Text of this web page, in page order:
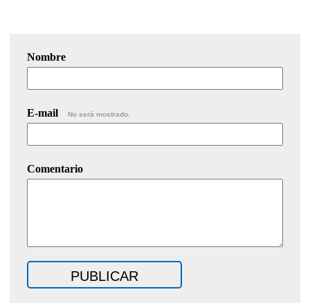
Nombre
E-mail No será mostrado.
Comentario